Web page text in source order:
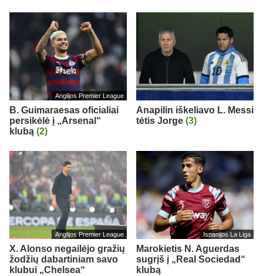
Anglijos Premier League
B. Guimaraesas oficialiai
persikėlė į „Arsenal“
klubą (2)
Anapilin iškeliavo L. Messi
tėtis Jorge (3)
Anglijos Premier League
X. Alonso negailėjo gražių
žodžių dabartiniam savo
klubui „Chelsea“
Ispanijos La Liga
Marokietis N. Aguerdas
sugrįš į „Real Sociedad“
klubą